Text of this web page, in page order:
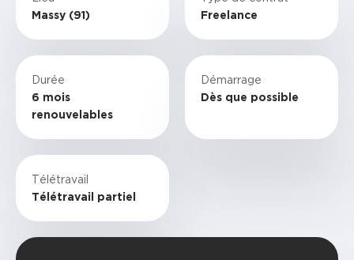
Massy (91)
Freelance
Durée
6 mois
renouvelables
Démarrage
Dès que possible
Télétravail
Télétravail partiel